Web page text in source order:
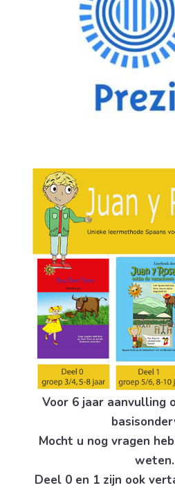
Voor 6 jaar aanvulling
Mocht u nog vragen
weten.
Deel 0 en 1 zijn ook